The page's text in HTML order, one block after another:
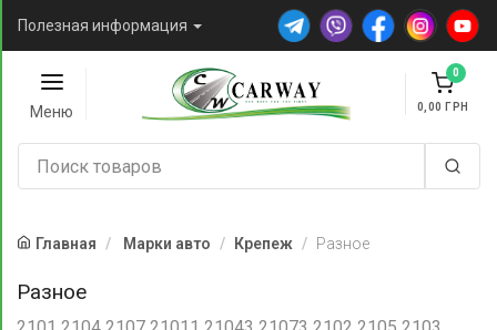
Полезная информация
Меню
0
0,00
Главная Марки авто Крепеж Разное
Разное